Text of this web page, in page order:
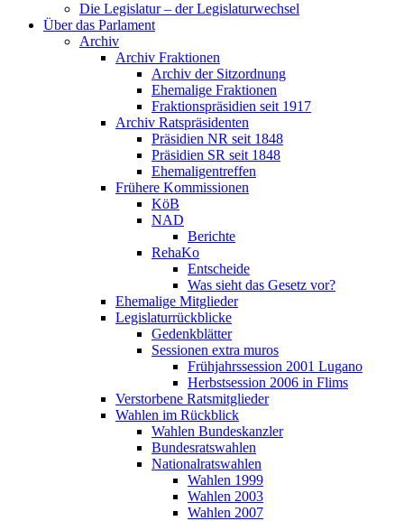
Die Legislatur – der Legislaturwechsel
Über das Parlament
Archiv
Archiv Fraktionen
Archiv der Sitzordnung
Ehemalige Fraktionen
Fraktionspräsidien seit 1917
Archiv Ratspräsidenten
Präsidien NR seit 1848
Präsidien SR seit 1848
Ehemaligentreffen
Frühere Kommissionen
KöB
NAD
Berichte
RehaKo
Entscheide
Was sieht das Gesetz vor?
Ehemalige Mitglieder
Legislaturrückblicke
Gedenkblätter
Sessionen extra muros
Frühjahrssession 2001 Lugano
Herbstsession 2006 in Flims
Verstorbene Ratsmitglieder
Wahlen im Rückblick
Wahlen Bundeskanzler
Bundesratswahlen
Nationalratswahlen
Wahlen 1999
Wahlen 2003
Wahlen 2007